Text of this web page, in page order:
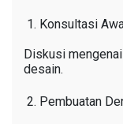
Konsultasi
Diskusi
desain.
Pembuatan